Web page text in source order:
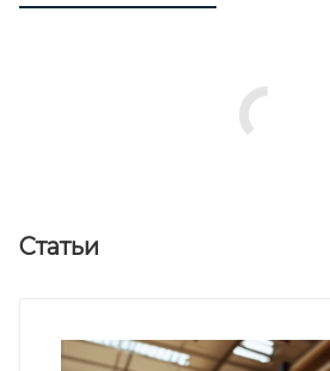
Статьи